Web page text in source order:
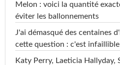
Melon : voici la quantité
éviter les ballonnements
J'ai démasqué des centaines
cette question : c'est infaillible
Katy Perry, Laeticia Hallyday,